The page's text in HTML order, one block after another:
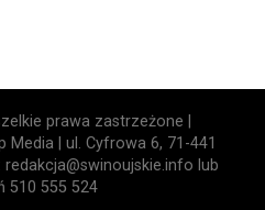
prawa zastrzeżone |
Media | ul. Cyfrowa 6, 71-441
lub
510 555 524